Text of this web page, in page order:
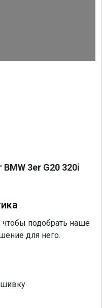
3er G20 320i
подобрать наше
для него.